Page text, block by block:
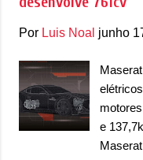
Por Luis Noal junho
e